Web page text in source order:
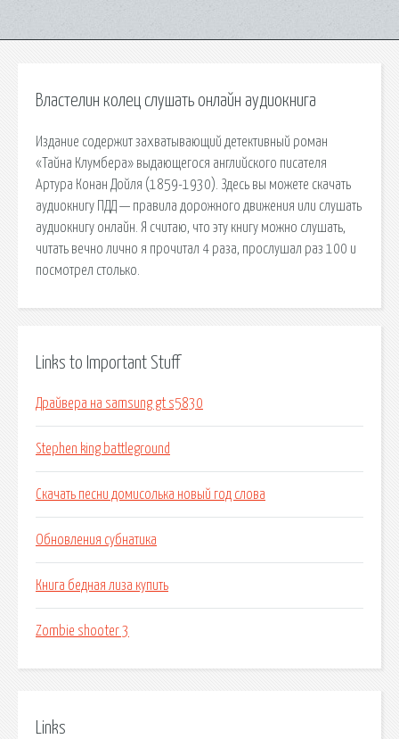
Властелин колец слушать онлайн аудиокнига
Издание содержит захватывающий детективный роман
«Тайна Клумбера» выдающегося английского писателя
Артура Конан Дойля (1859-1930). Здесь вы можете скачать
аудиокнигу ПДД — правила дорожного движения или слушать
аудиокнигу онлайн. Я считаю, что эту книгу можно слушать,
читать вечно лично я прочитал 4 раза, прослушал раз 100 и
посмотрел столько.
Links to Important Stuff
Драйвера на samsung gt s5830
Stephen king battleground
Скачать песни домисолька новый год слова
Обновления субнатика
Книга бедная лиза купить
Zombie shooter 3
Links